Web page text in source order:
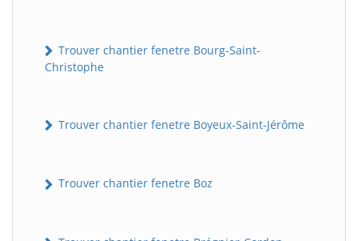
Trouver chantier fenetre Bourg-Saint-
Christophe
Trouver chantier fenetre Boyeux-Saint-Jérôme
Trouver chantier fenetre Boz